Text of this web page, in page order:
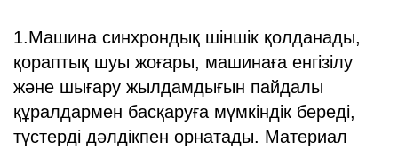
1.Машина синхрондық шіншік қолданады,
қораптық шуы жоғары, машинаға енгізілу
және шығару жылдамдығын пайдалы
құралдармен басқаруға мүмкіндік береді,
түстерді дәлдікпен орнатады. Материал